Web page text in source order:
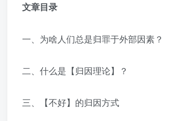
文章目录
一、为啥人们总是归罪于外部因素？
二、什么是【归因理论】？
三、【不好】的归因方式